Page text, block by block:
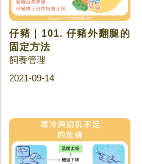
仔豬｜101. 仔豬外翻腿的
固定方法
飼養管理
2021-09-14